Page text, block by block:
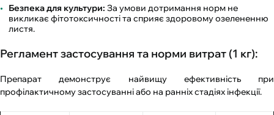
Безпека для культури: За умови дотримання норм не
викликає фітотоксичності та сприяє здоровому озелененню
листя.
Регламент застосування та норми витрат (1 кг):
Препарат демонструє найвищу ефективність при
профілактичному застосуванні або на ранніх стадіях інфекції.